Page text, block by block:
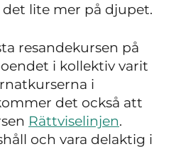
lite mer på djupet.
resandekursen på
i kollektiv varit
i
det också att
Rättviselinjen.
och vara delaktig i